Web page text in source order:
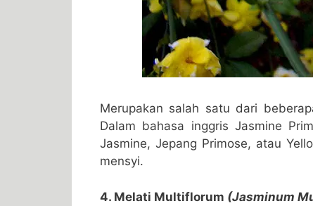
Merupakan salah satu dari
Dalam bahasa inggris Jasmine
Jasmine, Jepang Primose, atau
mensyi.
4. Melati Multiflorum (Jasminum